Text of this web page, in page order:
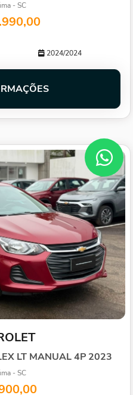
- SC
2024/2024
LT MANUAL 4P 2023
- SC